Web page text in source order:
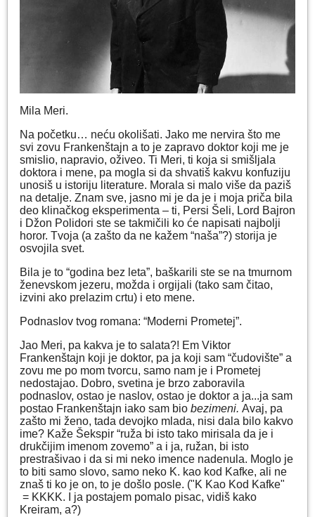
Mila Meri.
Na početku… neću okolišati. Jako me nervira što me
svi zovu Frankenštajn a to je zapravo doktor koji me je
smislio, napravio, oživeo. Ti Meri, ti koja si smišljala
doktora i mene, pa mogla si da shvatiš kakvu konfuziju
unosiš u istoriju literature. Morala si malo više da paziš
na detalje. Znam sve, jasno mi je da je i moja priča bila
deo klinačkog eksperimenta – ti, Persi Šeli, Lord Bajron
i Džon Polidori ste se takmičili ko će napisati najbolji
horor. Tvoja (a zašto da ne kažem “naša”?) storija je
osvojila svet.
Bila je to “godina bez leta”, baškarili ste se na tmurnom
ženevskom jezeru, možda i orgijali (tako sam čitao,
izvini ako prelazim crtu) i eto mene.
Podnaslov tvog romana: “Moderni Prometej”.
Jao Meri, pa kakva je to salata?! Em Viktor
Frankenštajn koji je doktor, pa ja koji sam “čudovište” a
zovu me po mom tvorcu, samo nam je i Prometej
nedostajao. Dobro, svetina je brzo zaboravila
podnaslov, ostao je naslov, ostao je doktor a ja...ja sam
postao Frankenštajn iako sam bio bezimeni. Avaj, pa
zašto mi ženo, tada devojko mlada, nisi dala bilo kakvo
ime? Kaže Šekspir “ruža bi isto tako mirisala da je i
drukčijim imenom zovemo” a i ja, ružan, bi isto
prestrašivao i da si mi neko imence nadenula. Moglo je
to biti samo slovo, samo neko K. kao kod Kafke, ali ne
znaš ti ko je on, to je došlo posle. ("K Kao Kod Kafke"
= KKKK. I ja postajem pomalo pisac, vidiš kako
Kreiram, a?)